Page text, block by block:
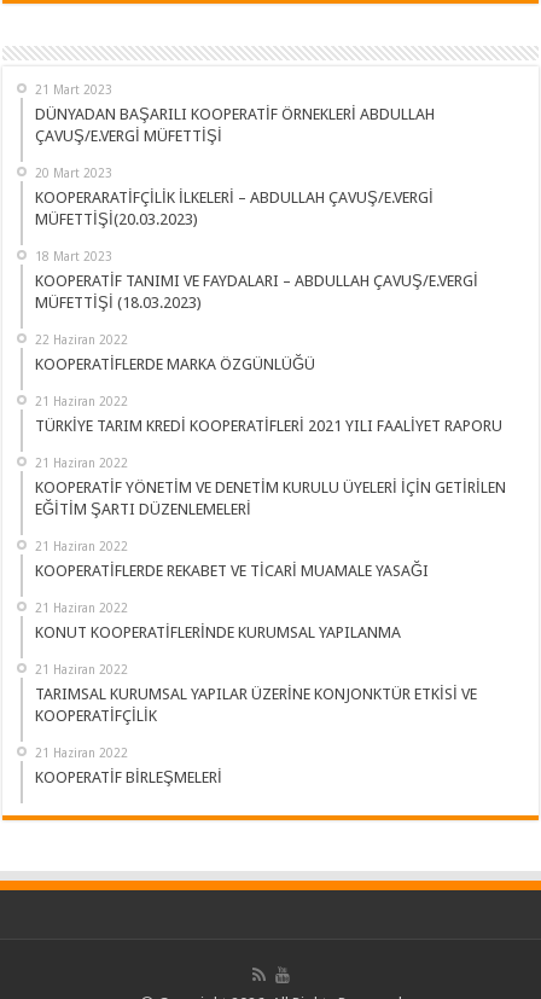
21 Mart 2023
DÜNYADAN BAŞARILI KOOPERATİF ÖRNEKLERİ ABDULLAH
ÇAVUŞ/E.VERGİ MÜFETTİŞİ
20 Mart 2023
KOOPERARATİFÇİLİK İLKELERİ – ABDULLAH ÇAVUŞ/E.VERGİ
MÜFETTİŞİ(20.03.2023)
18 Mart 2023
KOOPERATİF TANIMI VE FAYDALARI – ABDULLAH ÇAVUŞ/E.VERGİ
MÜFETTİŞİ (18.03.2023)
22 Haziran 2022
KOOPERATİFLERDE MARKA ÖZGÜNLÜĞÜ
21 Haziran 2022
TÜRKİYE TARIM KREDİ KOOPERATİFLERİ 2021 YILI FAALİYET RAPORU
21 Haziran 2022
KOOPERATİF YÖNETİM VE DENETİM KURULU ÜYELERİ İÇİN GETİRİLEN
EĞİTİM ŞARTI DÜZENLEMELERİ
21 Haziran 2022
KOOPERATİFLERDE REKABET VE TİCARİ MUAMALE YASAĞI
21 Haziran 2022
KONUT KOOPERATİFLERİNDE KURUMSAL YAPILANMA
21 Haziran 2022
TARIMSAL KURUMSAL YAPILAR ÜZERİNE KONJONKTÜR ETKİSİ VE
KOOPERATİFÇİLİK
21 Haziran 2022
KOOPERATİF BİRLEŞMELERİ